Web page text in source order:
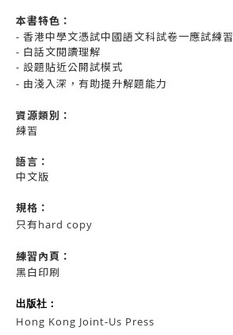
本書特色：
- 香港中學文憑試中國語文科試卷一應試練習
- 白話文閱讀理解
- 設題貼近公開試模式
- 由淺入深，有助提升解題能力
資源類別：
練習
語言：
中文版
規格：
只有hard copy
練習內頁：
黑白印刷
出版社：
Hong Kong Joint-Us Press